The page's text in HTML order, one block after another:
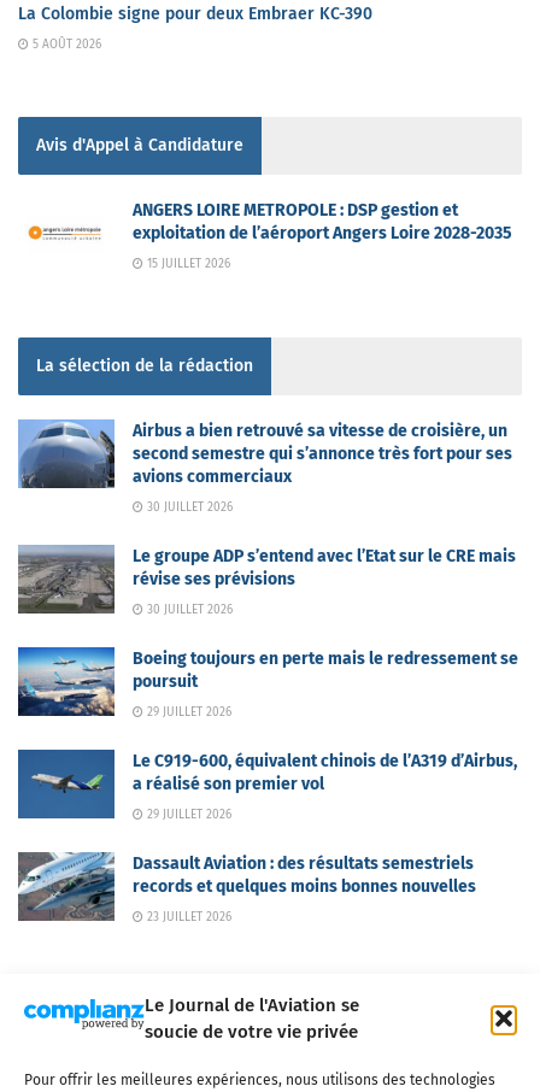
Le Journal de l'Aviation se
soucie de votre vie privée
Pour offrir les meilleures expériences, nous utilisons des technologies
La Colombie signe pour deux Embraer KC-390
5 AOÛT 2026
Avis d'Appel à Candidature
ANGERS LOIRE METROPOLE : DSP gestion et
exploitation de l’aéroport Angers Loire 2028-2035
15 JUILLET 2026
La sélection de la rédaction
Airbus a bien retrouvé sa vitesse de croisière, un
second semestre qui s’annonce très fort pour ses
avions commerciaux
30 JUILLET 2026
Le groupe ADP s’entend avec l’Etat sur le CRE mais
révise ses prévisions
30 JUILLET 2026
Boeing toujours en perte mais le redressement se
poursuit
29 JUILLET 2026
Le C919-600, équivalent chinois de l’A319 d’Airbus,
a réalisé son premier vol
29 JUILLET 2026
Dassault Aviation : des résultats semestriels
records et quelques moins bonnes nouvelles
23 JUILLET 2026
Qui sommes-nous ? Nous contacter Partenaires